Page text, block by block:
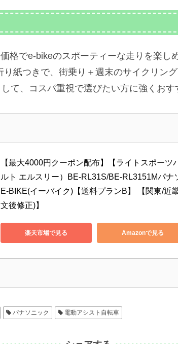
格でe-bikeのスポーティーな走りを楽し
紙つきで、街乗り＋週末のサイクリン
て、コスパ重視で選びたい方に強くおす
【最大4000円クーポン配布】【ライトスポーツ
ルト エルスリー）BE-RL31S/BE-RL3151Mパナ
E-BIKE(イーバイク)【送料プランB】 【関東/近
文後修正)】
楽天市場で見る Amazonで見る
パナソニック 電動アシスト自転車